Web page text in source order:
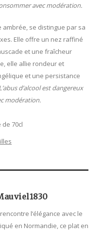
avec modération.
ambrée, se distingue par sa
Elle offre un nez raffiné
et une fraîcheur
elle allie rondeur et
et une persistance
d’alcool est dangereux
modération.
70cl
l’élégance avec le
en Normandie, ce plat en